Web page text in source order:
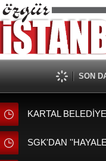
SON
KARTAL
DAĞILIMI BELLİ OLDU
SGK'DAN